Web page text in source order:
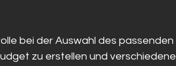
bei der Auswahl des passenden
zu erstellen und verschiedene